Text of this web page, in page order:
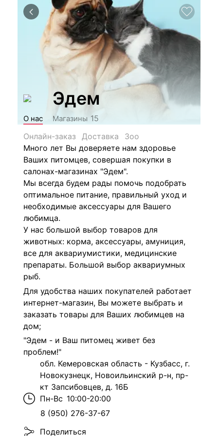
Эдем
О нас Магазины 15
Онлайн-заказ
Доставка
Зоо
Много лет Вы доверяете нам здоровье
Ваших питомцев, совершая покупки в
салонах-магазинах "Эдем".
Мы всегда будем рады помочь подобрать
оптимальное питание, правильный уход и
необходимые аксессуары для Вашего
любимца.
У нас большой выбор товаров для
животных: корма, аксессуары, амуниция,
все для аквариумистики, медицинские
препараты. Большой выбор аквариумных
рыб.
Для удобства наших покупателей работает
интернет-магазин, Вы можете выбрать и
заказать товары для Ваших любимцев на
дом;
"Эдем - и Ваш питомец живет без
проблем!"
обл. Кемеровская область - Кузбасс, г.
Новокузнецк, Новоильинский р-н, пр-
кт Запсибовцев, д. 16Б
Пн-Вс 10:00-20:00
8 (950) 276-37-67
Поделиться